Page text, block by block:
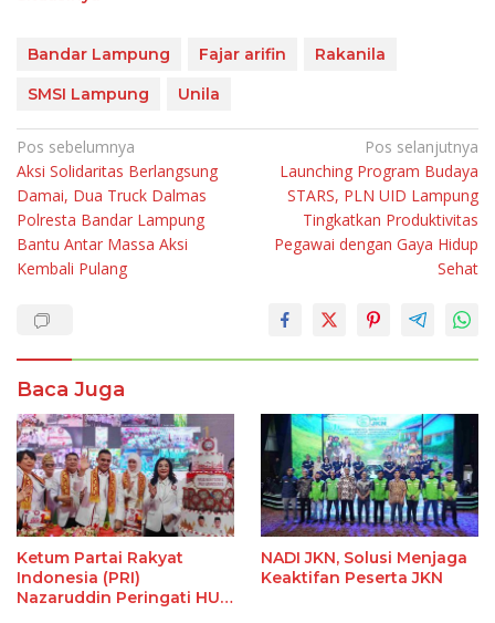
Bandar Lampung Fajar arifin
Rakanila
SMSI Lampung
Unila
Navigasi
pos
Pos sebelumnya
Aksi Solidaritas Berlangsung
Damai, Dua Truck Dalmas
Polresta Bandar Lampung
Bantu Antar Massa Aksi
Kembali Pulang
Pos selanjutnya
Launching Program Budaya
STARS, PLN UID Lampung
Tingkatkan Produktivitas
Pegawai dengan Gaya Hidup
Sehat
Baca Juga
Ketum Partai Rakyat
Indonesia (PRI)
Nazaruddin Peringati HUT
NADI JKN, Solusi Menjaga
Keaktifan Peserta JKN